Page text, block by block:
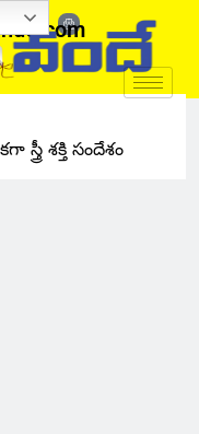
శక్తి సందేశం